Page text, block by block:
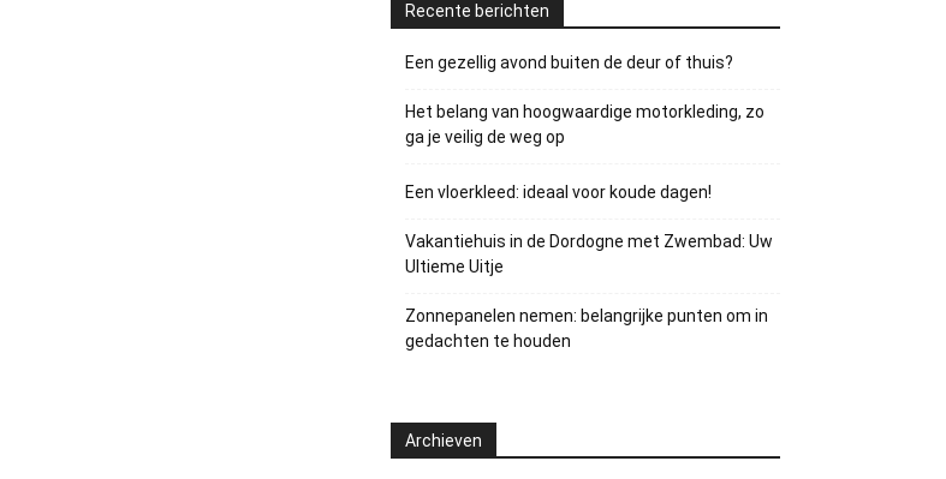
Recente berichten
Een gezellig avond buiten de deur of thuis?
Het belang van hoogwaardige motorkleding, zo
ga je veilig de weg op
Een vloerkleed: ideaal voor koude dagen!
Vakantiehuis in de Dordogne met Zwembad: Uw
Ultieme Uitje
Zonnepanelen nemen: belangrijke punten om in
gedachten te houden
Archieven